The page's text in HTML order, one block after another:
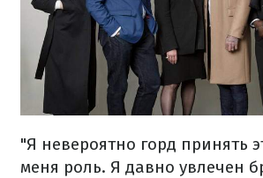
"Я невероятно горд принять
меня роль. Я давно увлечен